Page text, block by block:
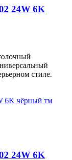
24W 6K
стиле.
24W 6K